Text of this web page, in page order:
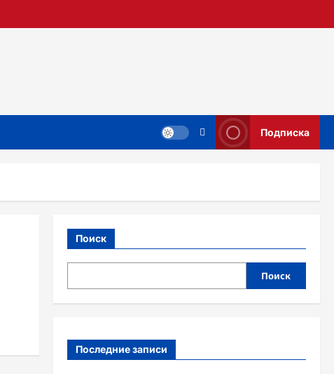
Подписка
Поиск
Поиск
Последние записи